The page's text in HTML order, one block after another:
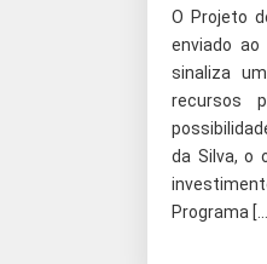
O Projeto
enviado ao
sinaliza
recursos
da Silva, o
Programa […]